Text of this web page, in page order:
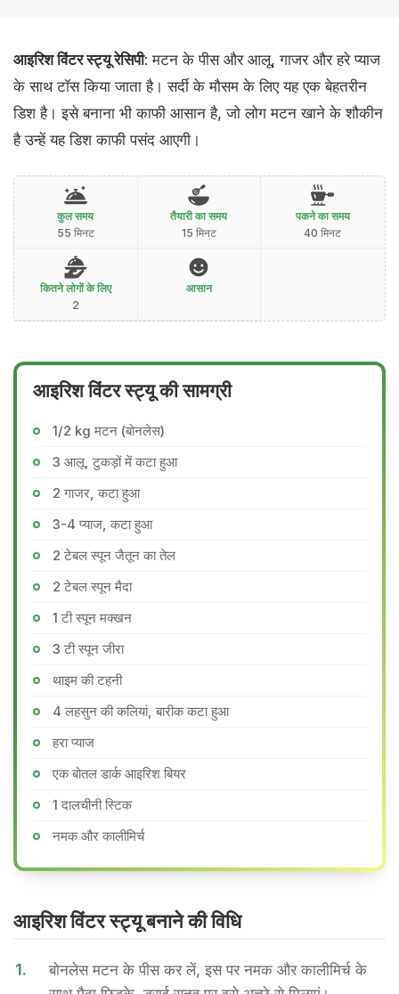
आइरिश विंटर स्ट्यू रेसिपी: मटन के पीस और आलू, गाजर और हरे प्याज
के साथ टॉस किया जाता है। सर्दी के मौसम के लिए यह एक बेहतरीन
डिश है। इसे बनाना भी काफी आसान है, जो लोग मटन खाने के शौकीन
है उन्हें यह डिश काफी पसंद आएगी।
कुल समय
55 मिनट
तैयारी का समय
15 मिनट
पकने का समय
40 मिनट
कितने लोगों के लिए
2
आसान
आइरिश विंटर स्ट्यू की सामग्री
1/2 kg मटन (बोनलेस)
3 आलू, टुकड़ों में कटा हुआ
2 गाजर, कटा हुआ
3-4 प्याज, कटा हुआ
2 टेबल स्पून जैतून का तेल
2 टेबल स्पून मैदा
1 टी स्पून मक्खन
3 टी स्पून जीरा
थाइम की टहनी
4 लहसुन की कलियां, बारीक कटा हुआ
हरा प्याज
एक बोतल डार्क आइरिश बियर
1 दालचीनी स्टिक
नमक और कालीमिर्च
आइरिश विंटर स्ट्यू बनाने की वि​धि
1.
बोनलेस मटन के पीस कर लें, इस पर नमक और कालीमिर्च के